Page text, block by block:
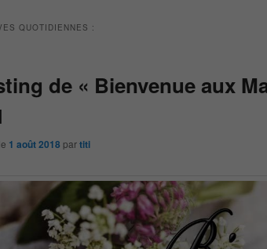
QUOTIDIENNES :
de « Bienvenue aux
1 août 2018 partiti